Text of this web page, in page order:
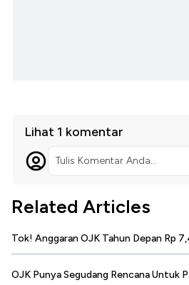
Lihat 1 komentar
Tulis Komentar Anda...
Related Articles
Tok! Anggaran OJK Tahun Depan Rp
OJK Punya Segudang Rencana Untuk